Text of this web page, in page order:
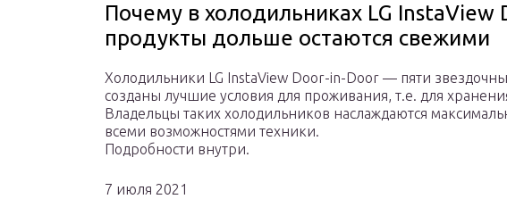
Почему в холодильниках LG InstaView
продукты дольше остаются свежими
Холодильники LG InstaView Door-in-Door — пяти
созданы лучшие условия для проживания, т.е. для
Владельцы таких холодильников наслаждаются
всеми возможностями техники.
Подробности внутри.
7 июля 2021